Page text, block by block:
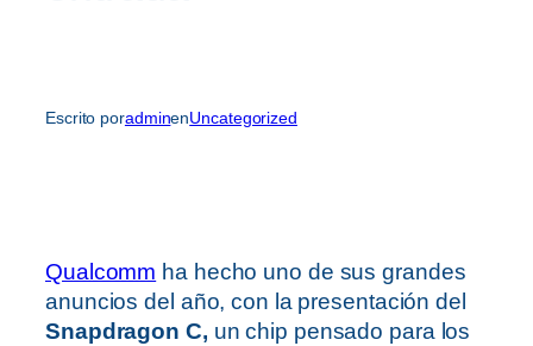
Escrito poradminenUncategorized
Qualcomm ha hecho uno de sus grandes
anuncios del año, con la presentación del
Snapdragon C, un chip pensado para los